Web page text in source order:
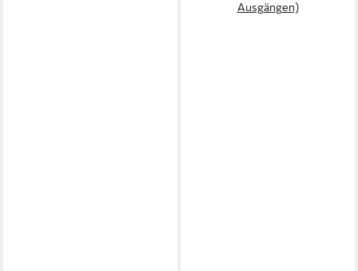
Ausgängen)